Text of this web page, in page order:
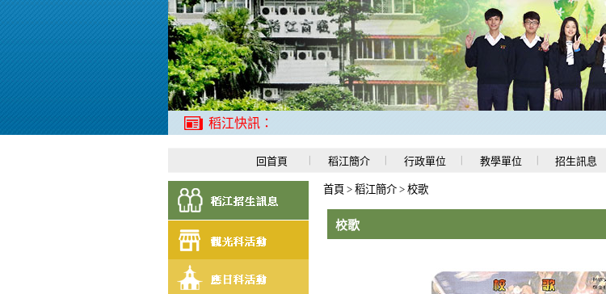
稻江快訊：
回首頁 稻江簡介 行政單位 教學單位 招生訊息
首頁 > 稻江簡介 > 校歌
校歌